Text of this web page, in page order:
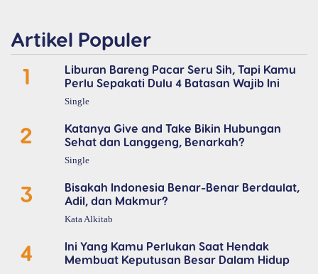
Artikel Populer
1
Liburan Bareng Pacar Seru Sih, Tapi Kamu
Perlu Sepakati Dulu 4 Batasan Wajib Ini
Single
2
Katanya Give and Take Bikin Hubungan
Sehat dan Langgeng, Benarkah?
Single
3
Bisakah Indonesia Benar-Benar Berdaulat,
Adil, dan Makmur?
Kata Alkitab
4
Ini Yang Kamu Perlukan Saat Hendak
Membuat Keputusan Besar Dalam Hidup